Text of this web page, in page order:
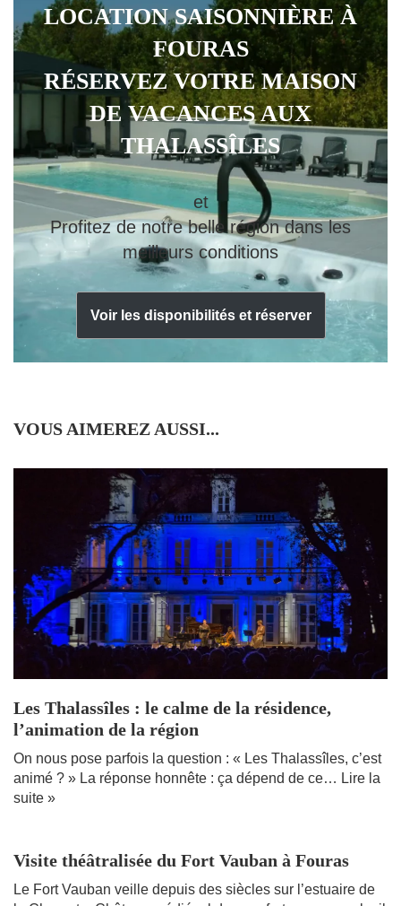
LOCATION SAISONNIÈRE À
FOURAS
RÉSERVEZ VOTRE MAISON
DE VACANCES AUX
THALASSÎLES
et
Profitez de notre belle région dans les
meilleurs conditions
Voir les disponibilités et réserver
VOUS AIMEREZ AUSSI...
Les Thalassîles : le calme de la résidence,
l’animation de la région
On nous pose parfois la question : « Les Thalassîles, c’est
animé ? » La réponse honnête : ça dépend de ce… Lire la
suite »
Visite théâtralisée du Fort Vauban à Fouras
Le Fort Vauban veille depuis des siècles sur l’estuaire de